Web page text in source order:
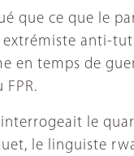
que ce que le
extrémiste anti-
en temps de
le
le linguiste